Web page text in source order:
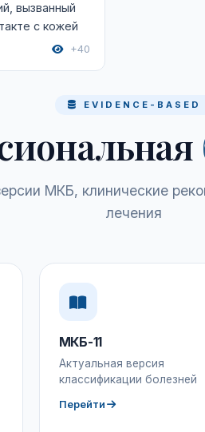
вызванный
с кожей
+40
EVIDENCE-BASED
МКБ, клинические
лечения
МКБ-11
Актуальная версия
классификации болезней
Перейти